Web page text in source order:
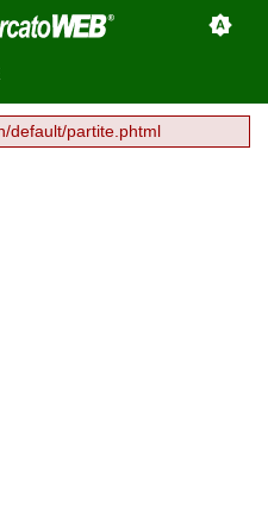
default/partite.phtml